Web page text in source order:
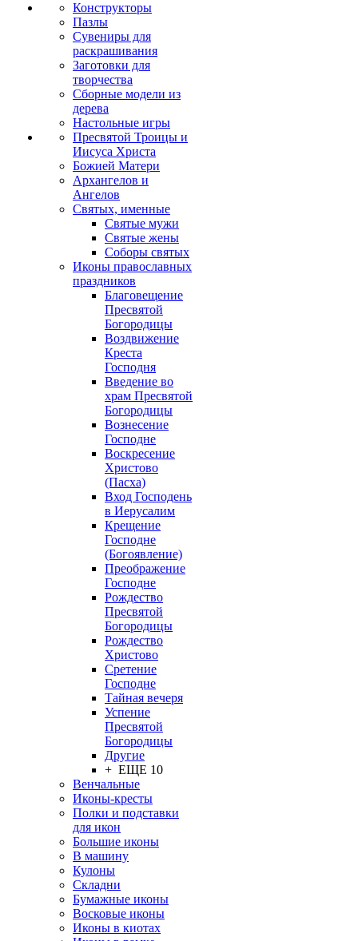
Конструкторы
Пазлы
Сувениры для
раскрашивания
Заготовки для
творчества
Сборные модели из
дерева
Настольные игры
Пресвятой Троицы и
Иисуса Христа
Божией Матери
Архангелов и
Ангелов
Святых, именные
Святые мужи
Святые жены
Соборы святых
Иконы православных
праздников
Благовещение
Пресвятой
Богородицы
Воздвижение
Креста
Господня
Введение во
храм Пресвятой
Богородицы
Вознесение
Господне
Воскресение
Христово
(Пасха)
Вход Господень
в Иерусалим
Крещение
Господне
(Богоявление)
Преображение
Господне
Рождество
Пресвятой
Богородицы
Рождество
Христово
Сретение
Господне
Тайная вечеря
Успение
Пресвятой
Богородицы
Другие
+ ЕЩЕ 10
Венчальные
Иконы-кресты
Полки и подставки
для икон
Большие иконы
В машину
Кулоны
Складни
Бумажные иконы
Восковые иконы
Иконы в киотах